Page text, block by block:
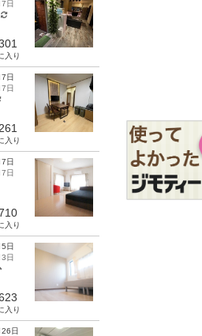
日
入り
日
日
261
入り
日
日
入り
日
日
入り
日